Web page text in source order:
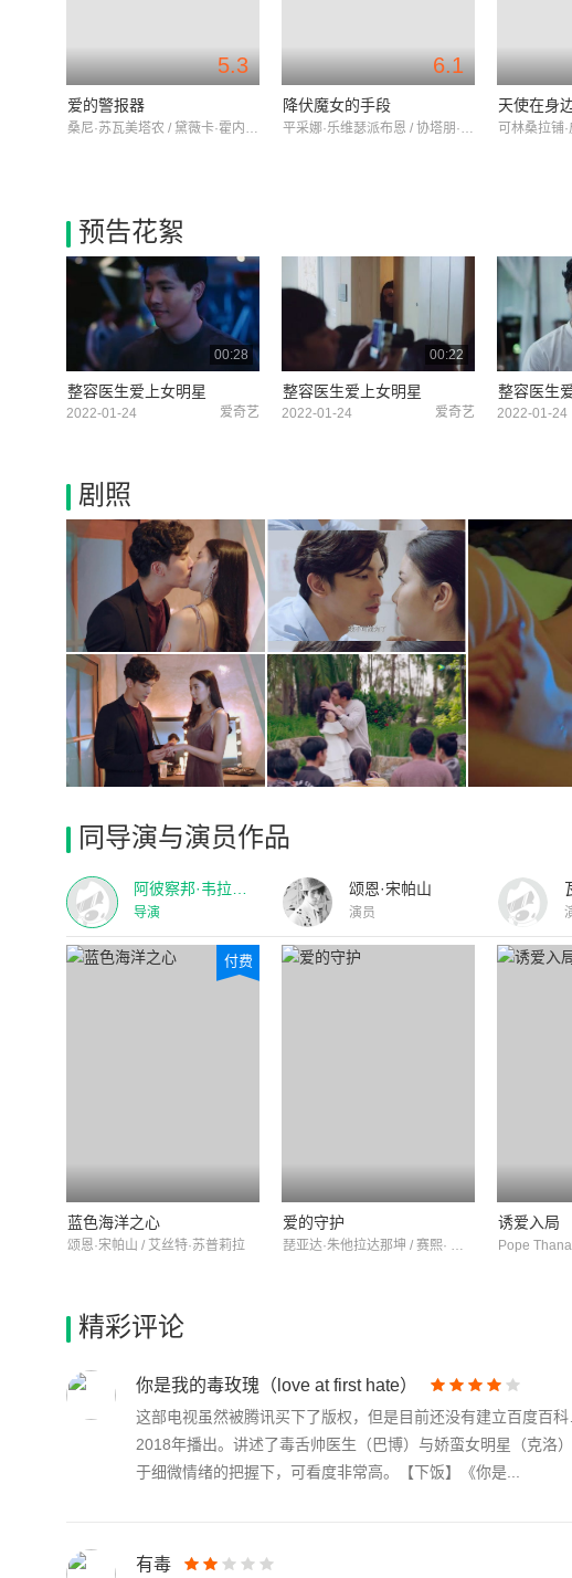
5.3
爱的警报器
桑尼·苏瓦美塔农 / 黛薇卡·霍内 / 翁拉维·那提通
6.1
降伏魔女的手段
平采娜·乐维瑟派布恩 / 协塔朋·平朋 / 拉玛瓦迪·斯莉苏卡化
天使在身
预告花絮
00:28
整容医生爱上女明星
2022-01-24 爱奇艺
00:22
整容医生爱上女明星
2022-01-24 爱奇艺
整容医生
2022-01-24
剧照
同导演与演员作品
导演
颂恩·宋帕山
演员
付费
蓝色海洋之心
颂恩·宋帕山 / 艾丝特·苏普莉拉
爱的守护
琵亚达·朱他拉达那坤 / 赛熙· 唐通
诱爱入局
精彩评论
你是我的毒玫瑰（love at first hate）
这部电视虽然被腾讯买下了版权，但是目前还没有建立百度百
2018年播出。讲述了毒舌帅医生（巴博）与娇蛮女明星（克洛
于细微情绪的把握下，可看度非常高。【下饭】《你是...
有毒